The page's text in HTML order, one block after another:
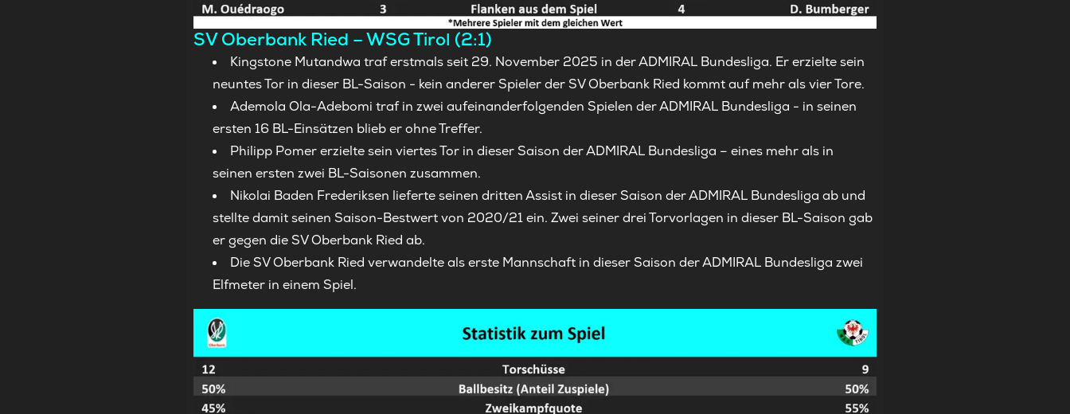
SV Oberbank Ried – WSG Tirol (2:1)
Kingstone Mutandwa traf erstmals seit 29. November 2025 in der ADMIRAL Bundesliga. Er erzielte sein
neuntes Tor in dieser BL-Saison - kein anderer Spieler der SV Oberbank Ried kommt auf mehr als vier Tore.
Ademola Ola-Adebomi traf in zwei aufeinanderfolgenden Spielen der ADMIRAL Bundesliga - in seinen
ersten 16 BL-Einsätzen blieb er ohne Treffer.
Philipp Pomer erzielte sein viertes Tor in dieser Saison der ADMIRAL Bundesliga – eines mehr als in
seinen ersten zwei BL-Saisonen zusammen.
Nikolai Baden Frederiksen lieferte seinen dritten Assist in dieser Saison der ADMIRAL Bundesliga ab und
stellte damit seinen Saison-Bestwert von 2020/21 ein. Zwei seiner drei Torvorlagen in dieser BL-Saison gab
er gegen die SV Oberbank Ried ab.
Die SV Oberbank Ried verwandelte als erste Mannschaft in dieser Saison der ADMIRAL Bundesliga zwei
Elfmeter in einem Spiel.